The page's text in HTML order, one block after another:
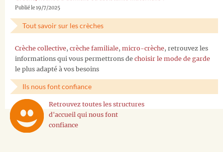
Publié le 19/7/2025
Tout savoir sur les crèches
Crèche collective, crèche familiale, micro-crèche, retrouvez les
informations qui vous permettrons de choisir le mode de garde
le plus adapté à vos besoins
Ils nous font confiance
Retrouvez toutes les structures
d'accueil qui nous font
confiance